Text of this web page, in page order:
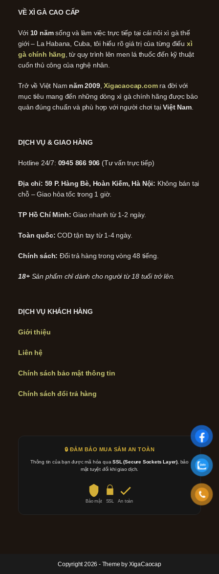
VỀ XÌ GÀ CAO CẤP
Với 10 nămsống và làm việc trực tiếp tại cái nôi xì gà thế
giới – La Habana, Cuba, tôi hiểu rõ giá trị của từng điếu xì
gà chính hãng , từ quy trình lên men lá thuốc đến kỹ thuật
cuốn thủ công của nghệ nhân.
Trở về Việt Nam năm 2009,Xigacaocap.comra đời với
mục tiêu mang đến những dòng xì gà chính hãng được bảo
quản đúng chuẩn và phù hợp với người chơi tạiViệt Nam.
DỊCH VỤ & GIAO HÀNG
Hotline 24/7: 0945 866 906 (Tư vấn trực tiếp)
Địa chỉ: 59 P. Hàng Bè, Hoàn Kiếm, Hà Nội: Không bán tại
chỗ – Giao hỏa tốc trong 1 giờ.
TP Hồ Chí Minh: Giao nhanh từ 1-2 ngày.
Toàn quốc: COD tận tay từ 1-4 ngày.
Chính sách: Đổi trả hàng trong vòng 48 tiếng.
18+ Sản phẩm chỉ dành cho người từ 18 tuổi trở lên.
DỊCH VỤ KHÁCH HÀNG
Giới thiệu
Liên hệ
Chính sách bảo mật thông tin
Chính sách đổi trả hàng
🔒 ĐẢM BẢO MUA SẮM AN TOÀN
Thông tin của bạn được mã hóa quaSSL (Secure Sockets Layer) , bảo
mật tuyệt đối khi giao dịch.
Bảo mật SSL An toàn
Copyright 2026 - Theme by XigaCaocap